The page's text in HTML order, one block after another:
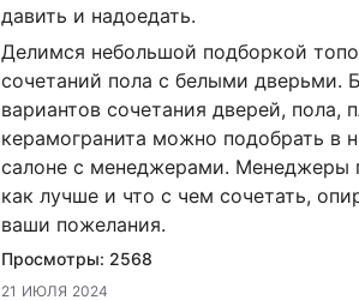
давить и надоедать.
Делимся небольшой подборкой
сочетаний пола с белыми дверьми.
вариантов сочетания дверей, пола,
керамогранита можно подобрать в
салоне с менеджерами. Менеджеры
как лучше и что с чем сочетать,
ваши пожелания.
Просмотры: 2568
21 ИЮЛЯ 2024